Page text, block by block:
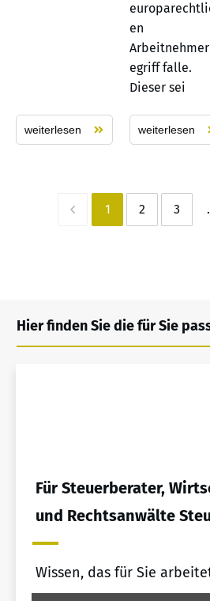
weiterlesen
en
egriff falle.
Dieser sei
weiterlesen
1 2 3
Hier finden Sie die für Sie
Für Steuerberater,
und Rechtsanwälte
Wissen, das für Sie